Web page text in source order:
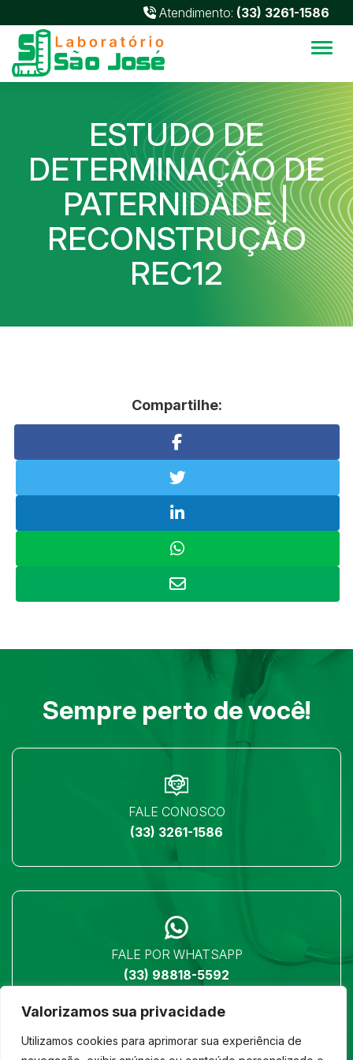
Valorizamos sua privacidade
Utilizamos cookies para aprimorar sua experiência de
Atendimento: (33) 3261-1586
ESTUDO DE
DETERMINAÇĂO DE
PATERNIDADE |
RECONSTRUÇĂO
REC12
Compartilhe:
Sempre perto de você!
FALE CONOSCO
(33) 3261-1586
FALE POR WHATSAPP
(33) 98818-5592